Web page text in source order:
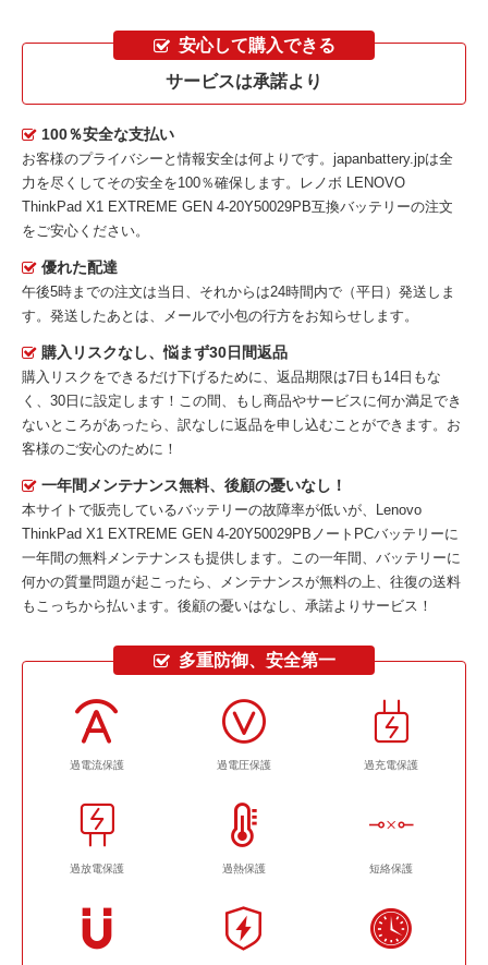
安心して購入できる
サービスは承諾より
100％安全な支払い
お客様のプライバシーと情報安全は何よりです。japanbattery.jpは全
力を尽くしてその安全を100％確保します。
レノボ LENOVO
ThinkPad X1 EXTREME GEN 4-20Y50029PB互換バッテリーの注文
をご安心ください。
優れた配達
午後5時までの注文は当日、それからは24時間内で（平日）発送しま
す。発送したあとは、メールで小包の行方をお知らせします。
購入リスクなし、悩まず30日間返品
購入リスクをできるだけ下げるために、返品期限は7日も14日もな
く、30日に設定します！この間、もし商品やサービスに何か満足でき
ないところがあったら、訳なしに返品を申し込むことができます。お
客様のご安心のために！
一年間メンテナンス無料、後顧の憂いなし！
本サイトで販売しているバッテリーの故障率が低いが、
Lenovo
ThinkPad X1 EXTREME GEN 4-20Y50029PBノートPCバッテリーに
一年間の無料メンテナンスも提供します。この一年間、バッテリーに
何かの質量問題が起こったら、メンテナンスが無料の上、往復の送料
もこっちから払います。後顧の憂いはなし、承諾よりサービス！
多重防御、安全第一
過電流保護 過電圧保護 過充電保護
過放電保護 過熱保護 短絡保護